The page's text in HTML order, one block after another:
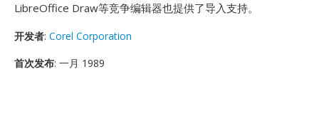
LibreOffice Draw等竞争编辑器也提供了导入支持。
开发者: Corel Corporation
首次发布: 一月 1989